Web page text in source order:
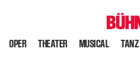
OPER THEATER MUSICAL TANZ